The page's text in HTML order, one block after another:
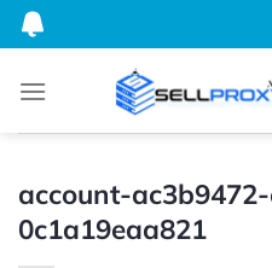
Bỏ
qua
dung
account-
0c1a19eaa821